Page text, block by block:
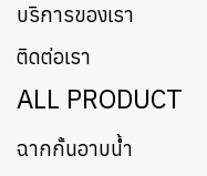
บริการของเรา
ติดต่อเรา
ALL PRODUCT
ฉากกั้นอาบน้ำ